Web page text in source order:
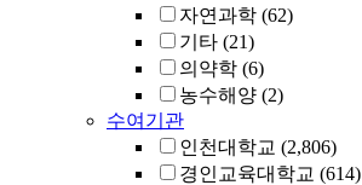
자연과학 (62)
기타 (21)
의약학 (6)
농수해양 (2)
수여기관
인천대학교 (2,806)
경인교육대학교 (614)